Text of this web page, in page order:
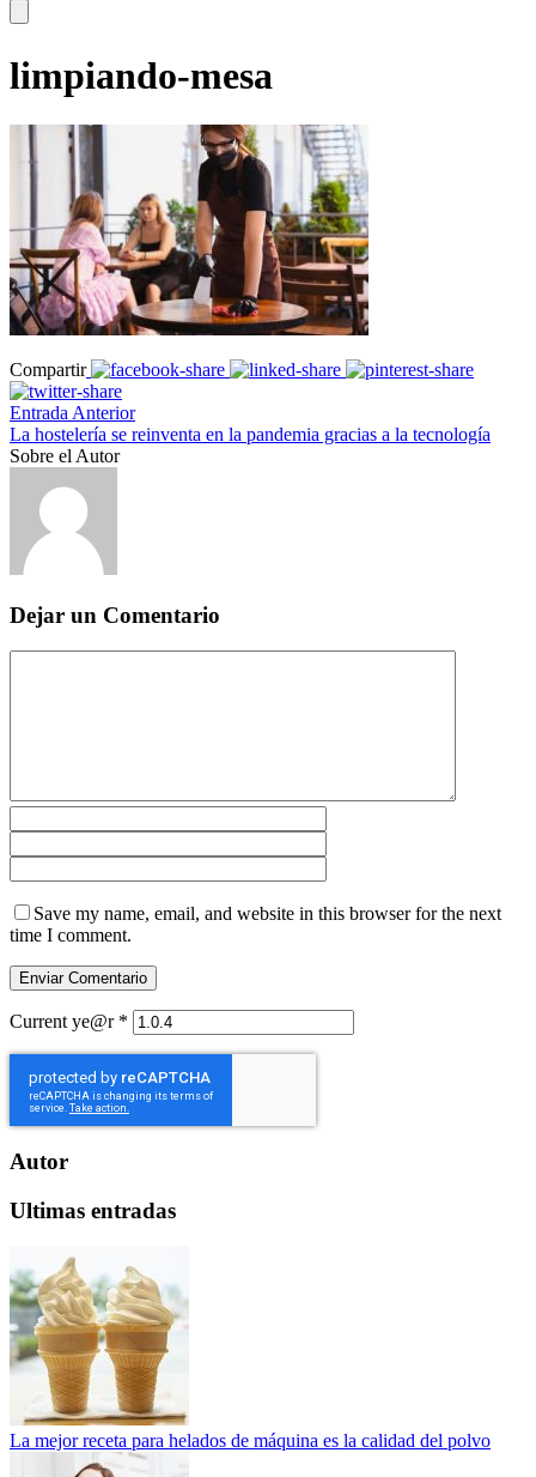
limpiando-mesa
Compartir
Entrada Anterior
La hostelería se reinventa en la pandemia gracias a la tecnología
Sobre el Autor
Dejar un Comentario
Save my name, email, and website in this browser for the next
time I comment.
Current ye@r *
Autor
Ultimas entradas
La mejor receta para helados de máquina es la calidad del polvo